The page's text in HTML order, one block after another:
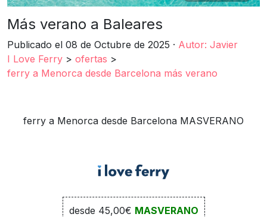
Más verano a Baleares
Publicado el 08 de Octubre de 2025 · Autor: Javier
I Love Ferry > ofertas >
ferry a Menorca desde Barcelona más verano
ferry a Menorca desde Barcelona MASVERANO
desde 45,00€ MASVERANO